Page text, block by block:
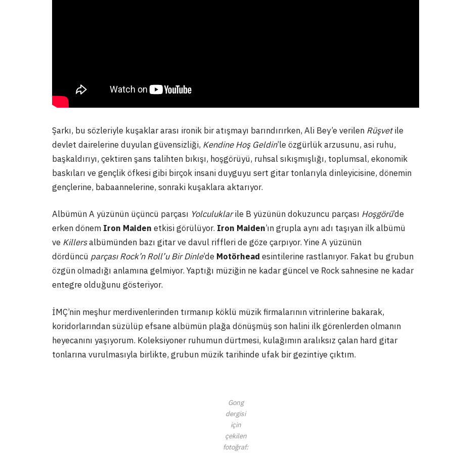
Şarkı, bu sözleriyle kuşaklar arası ironik bir atışmayı barındırırken, Ali Bey’e verilen Rüşvetile
devlet dairelerine duyulan güvensizliği, Kendine Hoş Geldin’le özgürlük arzusunu, asi ruhu,
başkaldırıyı, çektiren şans talihten bıkışı, hoşgörüyü, ruhsal sıkışmışlığı, toplumsal, ekonomik
baskıları ve gençlik öfkesi gibi birçok insani duyguyu sert gitar tonlarıyla dinleyicisine, dönemin
gençlerine, babaannelerine, sonraki kuşaklara aktarıyor.
Albümün A yüzünün üçüncü parçası Yolculuklarile B yüzünün dokuzuncu parçası Hoşgörü’de
erken dönem Iron Maiden etkisi görülüyor. Iron Maiden’ın grupla aynı adı taşıyan ilk albümü
ve Killersalbümünden bazı gitar ve davul riffleri de göze çarpıyor. Yine A yüzünün
dördüncü parçası Rock’n Roll’u Bir Dinle’de Motörhead esintilerine rastlanıyor. Fakat bu grubun
özgün olmadığı anlamına gelmiyor. Yaptığı müziğin ne kadar güncel ve Rock sahnesine ne kadar
entegre olduğunu gösteriyor.
İMÇ’nin meşhur merdivenlerinden tırmanıp köklü müzik firmalarının vitrinlerine bakarak,
koridorlarından süzülüp efsane albümün plağa dönüşmüş son halini ilk görenlerden olmanın
heyecanını yaşıyorum. Koleksiyoner ruhumun dürtmesi, kulağımın aralıksız çalan hard gitar
tonlarına vurulmasıyla birlikte, grubun müzik tarihinde ufak bir gezintiye çıktım.
Gong
dergisi
için
çekilen
fotoğraf: